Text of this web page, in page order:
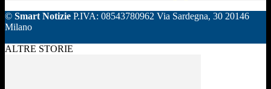
© Smart Notizie P.IVA: 08543780962 Via Sardegna, 30 20146
Milano
ALTRE STORIE